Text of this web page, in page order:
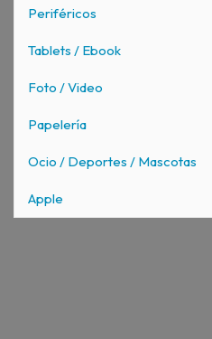
Periféricos
Tablets / Ebook
Foto / Video
Papelería
Ocio / Deportes / Mascotas
Apple